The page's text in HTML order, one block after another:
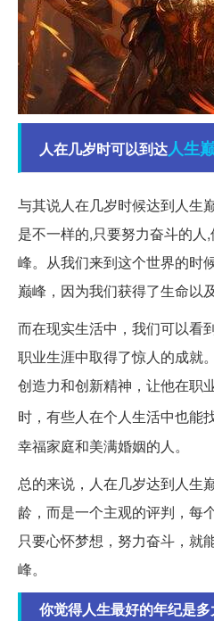
人在几岁时可以到达人生
与其说人在几岁时候达到人生
是不一样的,只要努力奋斗的
峰。从我们来到这个世界的时
巅峰，因为我们获得了生命以
而在现实生活中，我们可以看
职业生涯中取得了惊人的成就
创造力和创新精神，让他在职
时，有些人在个人生活中也能
幸福家庭和美满婚姻的人。
总的来说，人在几岁达到人生
龄，而是一个主观的评判，每
只要心怀梦想，努力奋斗，就
峰。
你觉得人生最好的年纪是